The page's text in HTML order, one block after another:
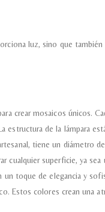
luz, sino que
crear mosaicos únicos.
estructura de la lámpara
tiene un diámetro
cualquier superficie, ya
un toque de elegancia y
Estos colores crean una